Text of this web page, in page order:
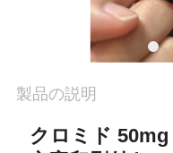
絡
製品の説明
クロミド